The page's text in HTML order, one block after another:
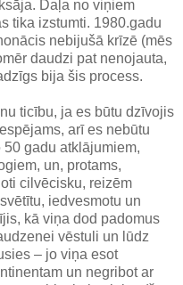
Daļa no viņiem
tika izstumti. 1980.gadu
nebijušā krīzē (mēs
daudzi pat nenojauta,
bija šis process.
ticību, ja es būtu dzīvojis
arī es nebūtu
gadu atklājumiem,
un, protams,
cilvēcisku, reizēm
iedvesmotu un
kā viņa dod padomus
vēstuli un lūdz
– jo viņa esot
un negribot ar